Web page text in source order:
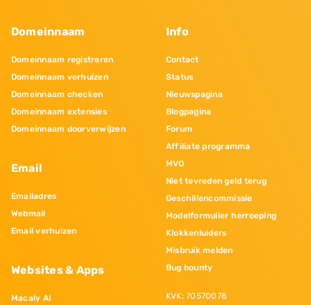
Domeinnaam
Domeinnaam registreren
Domeinnaam verhuizen
Domeinnaam checken
Domeinnaam extensies
Domeinnaam doorverwijzen
Email
Emailadres
Webmail
Email verhuizen
Websites & Apps
Macaly AI
Info
Contact
Status
Nieuwspagina
Blogpagina
Forum
Affiliate programma
MVO
Niet tevreden geld terug
Geschillencommissie
Modelformulier herroeping
Klokkenluiders
Misbruik melden
Bug bounty
KVK: 70570078